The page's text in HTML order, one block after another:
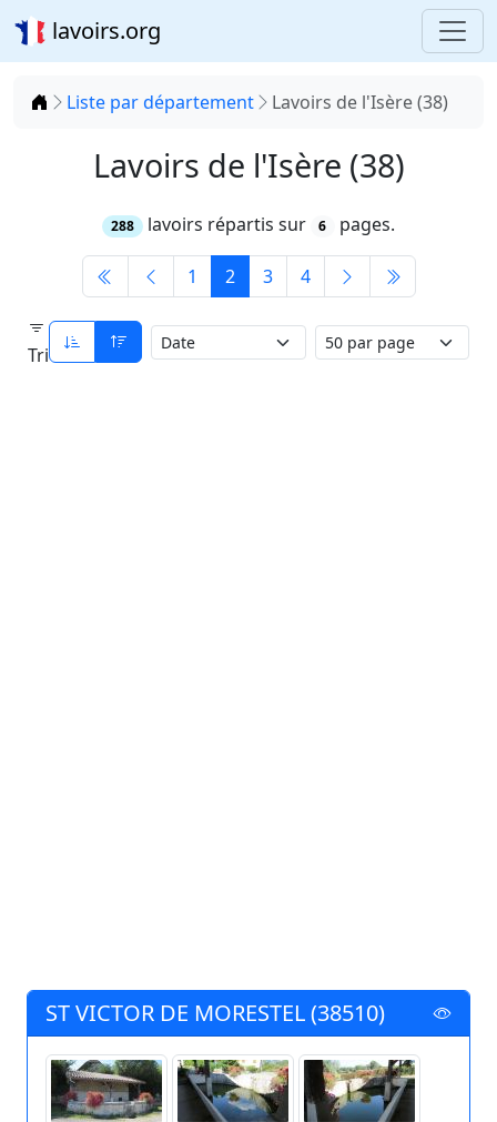
lavoirs.org
Accueil
Liste par département Lavoirs de l'Isère (38)
Lavoirs de l'Isère (38)
288 lavoirs répartis sur 6 pages.
1 2 3 4
Tri
ST VICTOR DE MORESTEL (38510)